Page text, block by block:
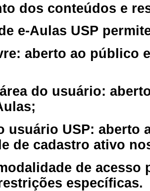
dos conteúdos e
e-Aulas USP
aberto ao público
do usuário:
usuário USP: aberto
de cadastro ativo
de
específicas.